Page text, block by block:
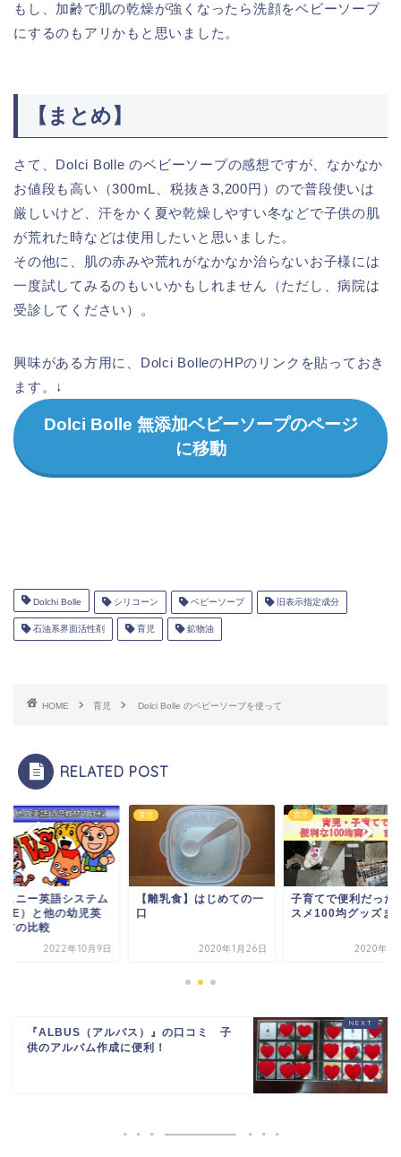
もし、加齢で肌の乾燥が強くなったら洗顔をベビーソープ
にするのもアリかもと思いました。
【まとめ】
さて、Dolci Bolle のベビーソープの感想ですが、なかなか
お値段も高い（300mL、税抜き3,200円）ので普段使いは
厳しいけど、汗をかく夏や乾燥しやすい冬などで子供の肌
が荒れた時などは使用したいと思いました。
その他に、肌の赤みや荒れがなかなか治らないお子様には
一度試してみるのもいいかもしれません（ただし、病院は
受診してください）。
興味がある方用に、Dolci BolleのHPのリンクを貼っておき
ます。↓
Dolci Bolle 無添加ベビーソープのページ
に移動
Dolchi Bolle シリコーン ベビーソープ 旧表示指定成分
石油系界面活性剤 育児 鉱物油
HOME 育児 Dolci Bolle のベビーソープを使って
RELATED POST
スニー英語システム
）と他の幼児英
材の比較
2022年10月9日
育児
【離乳食】はじめての一
口
2020年1月26日
育児
子育てで便利だった
スメ100均グッズま
2020年7
『ALBUS（アルバス）』の口コミ 子
供のアルバム作成に便利！